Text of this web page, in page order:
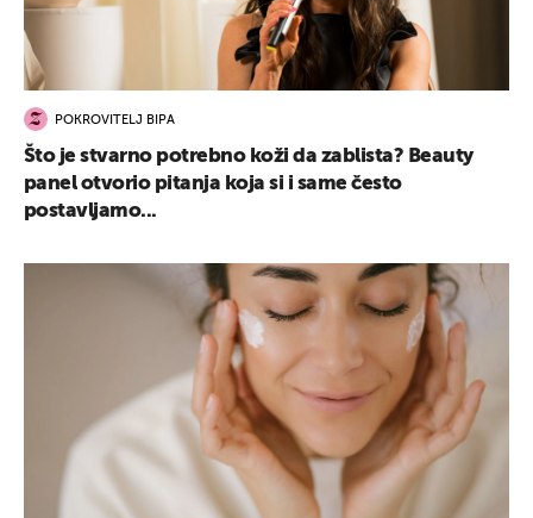
POKROVITELJ BIPA
Što je stvarno potrebno koži da zablista? Beauty
panel otvorio pitanja koja si i same često
postavljamo...